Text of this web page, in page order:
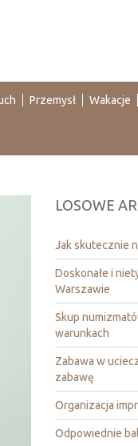
Przemysł Wakacje
LOSOWE
Jak skutecznie
Doskonałe i
Warszawie
Skup
warunkach
Zabawa w
zabawę
Organizacja
Odpowiednie